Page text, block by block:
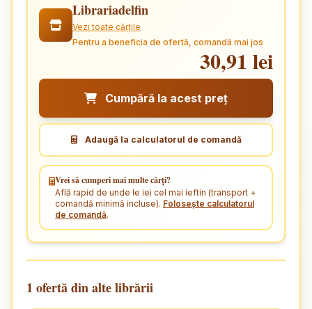
Librariadelfin
Vezi toate cărțile
Pentru a beneficia de ofertă, comandă mai jos
30,91 lei
Cumpără la acest preț
Adaugă la calculatorul de comandă
Vrei să cumperi mai multe cărți?
Află rapid de unde le iei cel mai ieftin (transport +
comandă minimă incluse). Folosește calculatorul
de comandă.
1 ofertă din alte librării